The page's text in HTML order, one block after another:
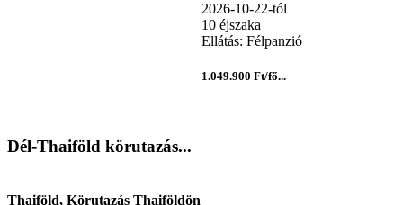
2026-10-22-tól
10 éjszaka
Ellátás: Félpanzió
1.049.900 Ft/fő...
Dél-Thaiföld körutazás...
Thaiföld, Körutazás Thaiföldön